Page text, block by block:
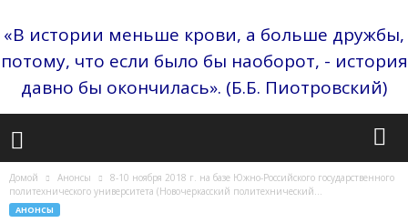
«В истории меньше крови, а больше дружбы,
потому, что если было бы наоборот, - история
давно бы окончилась». (Б.Б. Пиотровский)
Домой Анонсы
8-10 ноября 2018 г. на базе Южно-Российского государственного
политехнического университета (Новочеркасский политехнический...
АНОНСЫ